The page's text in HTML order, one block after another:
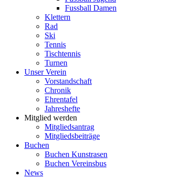
Fussball Damen
Klettern
Rad
Ski
Tennis
Tischtennis
Turnen
Unser Verein
Vorstandschaft
Chronik
Ehrentafel
Jahreshefte
Mitglied werden
Mitgliedsantrag
Mitgliedsbeiträge
Buchen
Buchen Kunstrasen
Buchen Vereinsbus
News